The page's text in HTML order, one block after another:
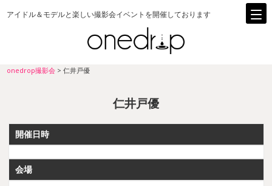
アイドル＆モデルと楽しい撮影会イベントを開催しております
onedrop撮影会 >仁井戸優
仁井戸優
開催日時
会場